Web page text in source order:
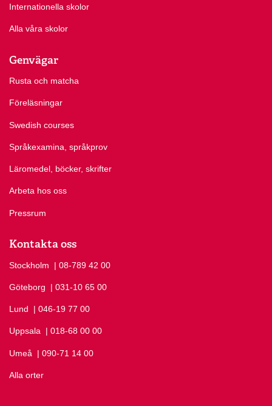
Internationella skolor
Alla våra skolor
Genvägar
Rusta och matcha
Föreläsningar
Swedish courses
Språkexamina, språkprov
Läromedel, böcker, skrifter
Arbeta hos oss
Pressrum
Kontakta oss
Stockholm Ring Stockholm på
| 08-789 42 00
Göteborg Ring Göteborg på
| 031-10 65 00
Lund Ring Lund på
| 046-19 77 00
Uppsala Ring Uppsala på
| 018-68 00 00
Umeå Ring Umeå på
| 090-71 14 00
Alla orter